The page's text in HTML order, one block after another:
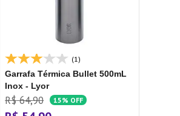
(1)
Garrafa Térmica Bullet 500mL
Inox - Lyor
R$ 64,90 15% OFF